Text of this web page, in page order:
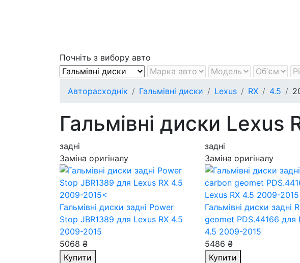
Почніть з вибору авто
Авторасходнік
Гальмівні диски Lexus RX 4.5
Гальмівні диски Lexus
задні
Заміна оригіналу
Гальмівні диски задні Power
Stop JBR1389 для Lexus RX 4.5
2009-2015
5068 ₴
Купити
задні
Заміна оригіналу
Гальмівні диски задні
geomet PDS.44166 для
4.5 2009-2015
5486 ₴
Купити